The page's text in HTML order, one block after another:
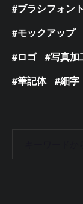
ブラシフォント
モックアップ
ロゴ
写真加
筆記体
細字